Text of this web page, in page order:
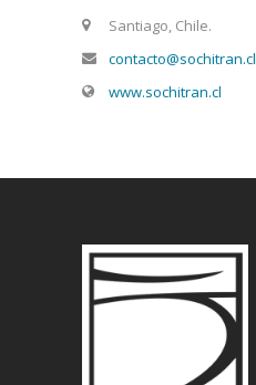
Santiago, Chile.
contacto@sochitran.cl
www.sochitran.cl